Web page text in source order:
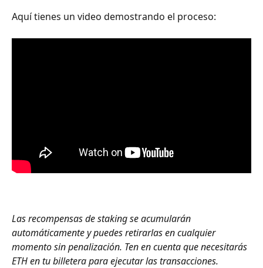
Aquí tienes un video demostrando el proceso:
Las recompensas de staking se acumularán
automáticamente y puedes retirarlas en cualquier
momento sin penalización. Ten en cuenta que necesitarás
ETH en tu billetera para ejecutar las transacciones.